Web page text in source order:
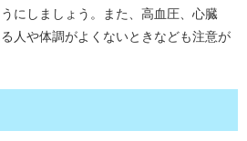
にしましょう。また、高血圧、心臓
人や体調がよくないときなども注意が